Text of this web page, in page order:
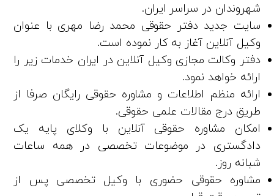
شهروندان در سراسر ایران.
سایت جدید دفتر حقوقی محمد رضا مهری با عنوان
وکیل آنلاین آغاز به کار نموده است.
دفتر وکالت مجازی وکیل آنلاین در ایران خدمات زیر را
ارائه خواهد نمود.
ارائه منظم اطلاعات و مشاوره حقوقی رایگان صرفا از
طریق درج مقالات علمی حقوقی.
امکان مشاوره حقوقی آنلاین با وکلای پایه یک
دادگستری در موضوعات تخصصی در همه ساعات
شبانه روز.
مشاوره حقوقی حضوری با وکیل تخصصی پس از